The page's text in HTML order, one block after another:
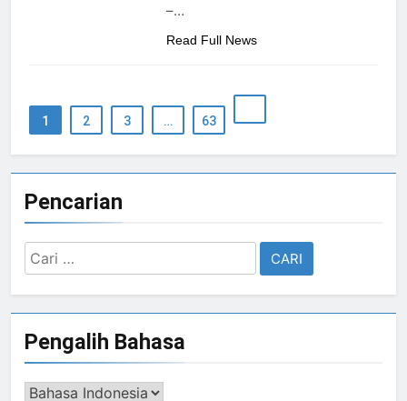
–…
Read Full News
1 2 3 … 63
Pencarian
Cari
untuk:
Pengalih Bahasa
Pengalih